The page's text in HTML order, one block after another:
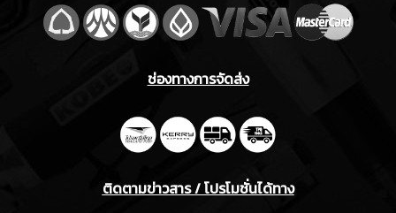
ช่องทางการจัดส่ง
ติดตามข่าวสาร / โปรโมชั่นได้ทาง